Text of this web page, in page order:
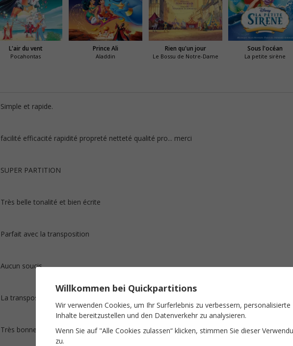
L'air du vent
Pocahontas
Prince Ali
Aladdin
Rien qu'un jour
Le Bossu de Notre-Dame
Sous l'océan
La petite sirène
Simple et rapide.
facilité efficacité rapidité propreté netteté qualité pro... merci
SUPER PARTITION
Très belle tonalité et bien écrite
Parfait avec la transposition
Aucun soucis
La transposition dans une autre tonalité est vraiment un atout
Très bonne qualité !
Willkommen bei Quickpartitions
Wir verwenden Cookies, um Ihr Surferlebnis zu verbessern, personalisierte
Inhalte bereitzustellen und den Datenverkehr zu analysieren.
Wenn Sie auf "Alle Cookies zulassen“ klicken, stimmen Sie dieser
zu.